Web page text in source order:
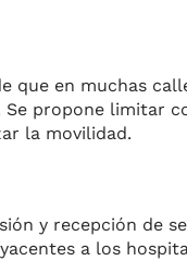
que en muchas
propone limitar
la movilidad.
y recepción de
a los